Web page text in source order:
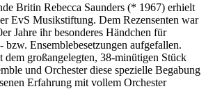
Britin Rebecca Saunders (* 1967) erhielt
EvS Musikstiftung. Dem Rezensenten war
Jahre ihr besonderes Händchen für
Ensemblebesetzungen aufgefallen.
dem großangelegten, 38-minütigen Stück
und Orchester diese spezielle Begabung
Erfahrung mit vollem Orchester